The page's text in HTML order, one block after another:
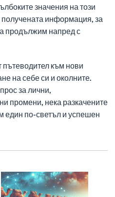
значения на този
информация, за
продължим напред с
към нови
на себе си и околните.
за лични,
промени, нека разкачените
един по-светъл и успешен